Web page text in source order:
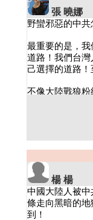
張 曉娜
楊 楊